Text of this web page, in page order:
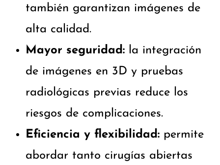
también garantizan imágenes de
alta calidad.
Mayor seguridad: la integración
de imágenes en 3D y pruebas
radiológicas previas reduce los
riesgos de complicaciones.
Eficiencia y flexibilidad: permite
abordar tanto cirugías abiertas